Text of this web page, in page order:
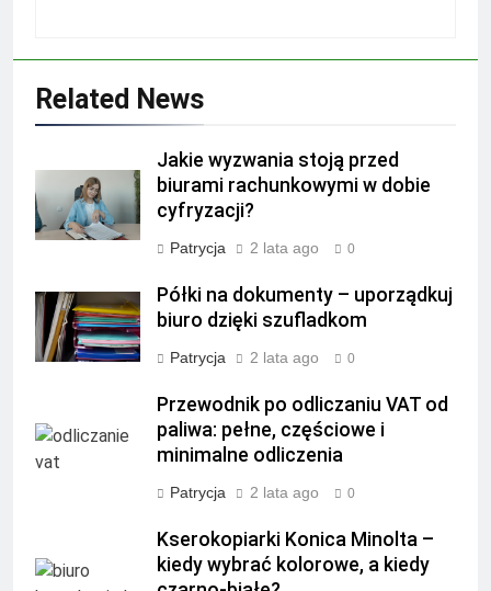
Related News
Jakie wyzwania stoją przed
biurami rachunkowymi w dobie
cyfryzacji?
Patrycja 2 lata ago 0
Półki na dokumenty – uporządkuj
biuro dzięki szufladkom
Patrycja 2 lata ago 0
Przewodnik po odliczaniu VAT od
paliwa: pełne, częściowe i
minimalne odliczenia
Patrycja 2 lata ago 0
Kserokopiarki Konica Minolta –
kiedy wybrać kolorowe, a kiedy